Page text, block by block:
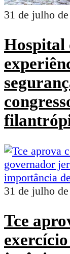
31 de julho
Hospital
31 de julho
Tce